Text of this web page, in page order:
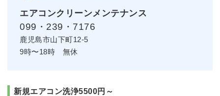
エアコンクリーンメンテナンス
099・239・7176
鹿児島市山下町12-5
9時〜18時 無休
新規エアコン洗浄5500円～